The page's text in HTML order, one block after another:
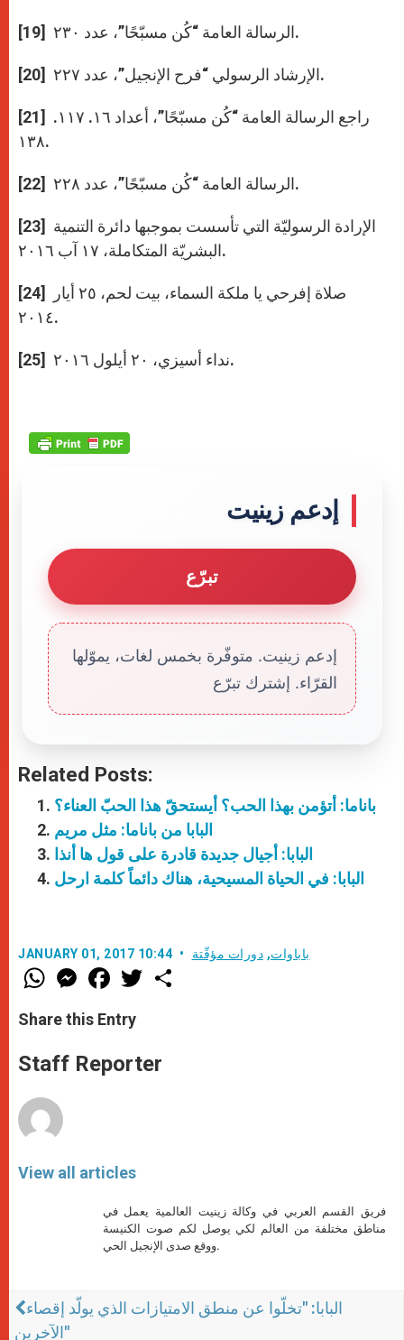
[19] الرسالة العامة “كُن مسبّحًا”، عدد ۲۳۰.
[20] الإرشاد الرسولي “فرح الإنجيل”، عدد ۲۲۷.
[21] راجع الرسالة العامة “كُن مسبّحًا”، أعداد ١٦. ١١۷.
١۳۸.
[22] الرسالة العامة “كُن مسبّحًا”، عدد ۲۲۸.
[23] الإرادة الرسوليّة التي تأسست بموجبها دائرة التنمية
البشريّة المتكاملة، ١۷ آب ۲۰١٦.
[24] صلاة إفرحي يا ملكة السماء، بيت لحم، ۲٥ أيار
۲۰١٤.
[25] نداء أسيزي، ۲۰ أيلول ۲۰١٦.
إدعم زينيت
تبرّع
إدعم زينيت. متوفّرة بخمس لغات، يموّلها
القرّاء. إشترك تبرّع
Related Posts:
باناما: أتؤمن بهذا الحب؟ أيستحقّ هذا الحبّ العناء؟
البابا من باناما: مثل مريم
البابا: أجيال جديدة قادرة على قول ها أنذا
البابا: في الحياة المسيحية، هناك دائماً كلمة ارحل
JANUARY 01, 2017 10:44 باباوات, دورات مؤقّتة
W
h
t
s
p
p
M
e
s
e
g
e
F
a
e
b
o
k
w
r
Share this Entry
Staff Reporter
View all articles
فريق القسم العربي في وكالة زينيت العالمية يعمل في
مناطق مختلفة من العالم لكي يوصل لكم صوت الكنيسة
ووقع صدى الإنجيل الحي.
البابا: "تخلّوا عن منطق الامتيازات الذي يولّد إقصاء
الآخرين"